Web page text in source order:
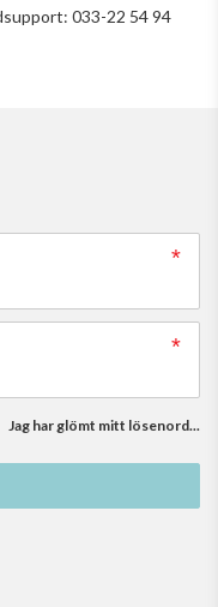
033-22 54 94
Jag har glömt mitt lösenord...